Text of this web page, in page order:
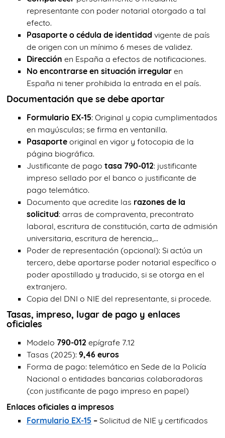
representante con poder notarial otorgado a tal
efecto.
Pasaporte o cédula de identidad vigente de país
de origen con un mínimo 6 meses de validez.
Dirección en España a efectos de notificaciones.
No encontrarse en situación irregular en
España ni tener prohibida la entrada en el país.
Documentación que se debe aportar
Formulario EX-15: Original y copia cumplimentados
en mayúsculas; se firma en ventanilla.
Pasaporte original en vigor y fotocopia de la
página biográfica.
Justificante de pago tasa 790-012: justificante
impreso sellado por el banco o justificante de
pago telemático.
Documento que acredite las razones de la
solicitud: arras de compraventa, precontrato
laboral, escritura de constitución, carta de admisión
universitaria, escritura de herencia,...
Poder de representación (opcional): Si actúa un
tercero, debe aportarse poder notarial específico o
poder apostillado y traducido, si se otorga en el
extranjero.
Copia del DNI o NIE del representante, si procede.
Tasas, impreso, lugar de pago y enlaces
oficiales
Modelo 790-012 epígrafe 7.12
Tasas (2025): 9,46 euros
Forma de pago: telemático en Sede de la Policía
Nacional o entidades bancarias colaboradoras
(con justificante de pago impreso en papel)
Enlaces oficiales a impresos
Formulario EX-15 – Solicitud de NIE y certificados